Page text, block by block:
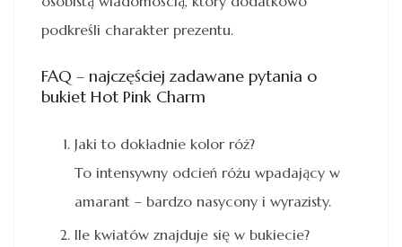
podkreśli charakter prezentu.
FAQ – najczęściej zadawane pytania o
bukiet Hot Pink Charm
Jaki to dokładnie kolor róż?
To intensywny odcień różu wpadający w
amarant – bardzo nasycony i wyrazisty.
Ile kwiatów znajduje się w bukiecie?